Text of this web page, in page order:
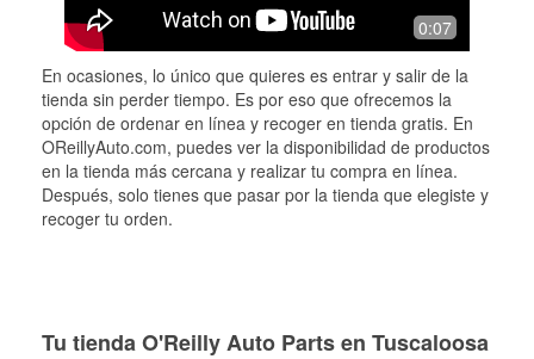
0:07
En ocasiones, lo único que quieres es entrar y salir de la
tienda sin perder tiempo. Es por eso que ofrecemos la
opción de ordenar en línea y recoger en tienda gratis. En
OReillyAuto.com, puedes ver la disponibilidad de productos
en la tienda más cercana y realizar tu compra en línea.
Después, solo tienes que pasar por la tienda que elegiste y
recoger tu orden.
Tu tienda O'Reilly Auto Parts en Tuscaloosa